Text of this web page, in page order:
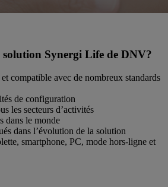
Synergi Life de DNV?
et compatible avec de nombreux standards
de configuration
les secteurs d’activités
dans le monde
dans l’évolution de la solution
smartphone, PC, mode hors-ligne et